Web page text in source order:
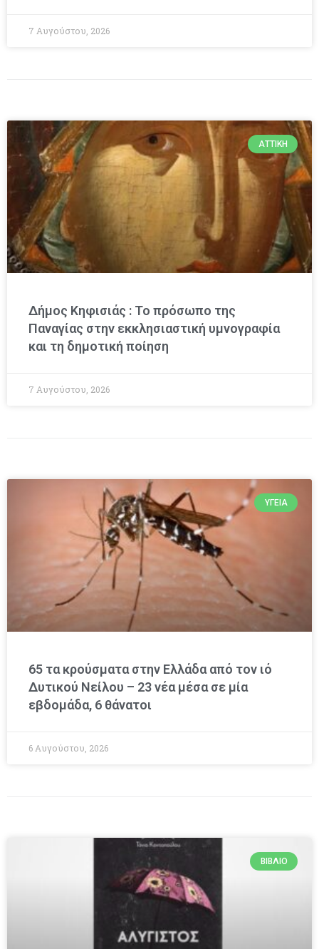
7 Αυγούστου, 2026
ΑΤΤΙΚΉ
Δήμος Κηφισιάς : Το πρόσωπο της
Παναγίας στην εκκλησιαστική υμνογραφία
και τη δημοτική ποίηση
7 Αυγούστου, 2026
ΥΓΕΊΑ
65 τα κρούσματα στην Ελλάδα από τον ιό
Δυτικού Νείλου – 23 νέα μέσα σε μία
εβδομάδα, 6 θάνατοι
6 Αυγούστου, 2026
ΒΙΒΛΊΟ